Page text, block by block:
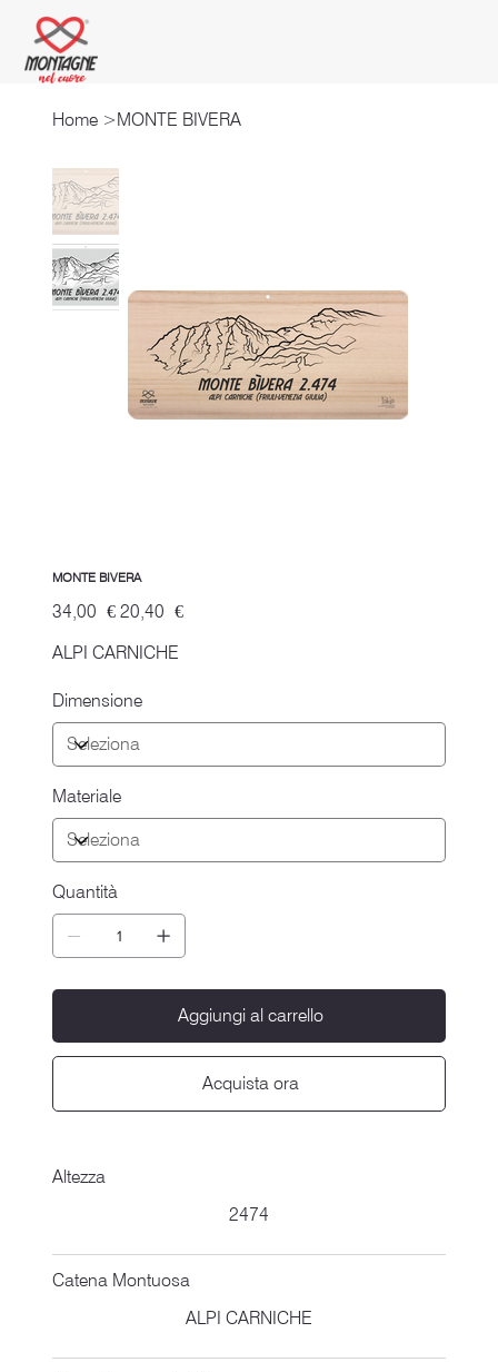
Home >MONTE BIVERA
MONTE BIVERA
Prezzo
originale
34,00 € Prezzo
scontato
20,40 €
ALPI CARNICHE
Dimensione
Materiale
Quantità
Aggiungi al carrello
Acquista ora
Altezza
2474
Catena Montuosa
ALPI CARNICHE